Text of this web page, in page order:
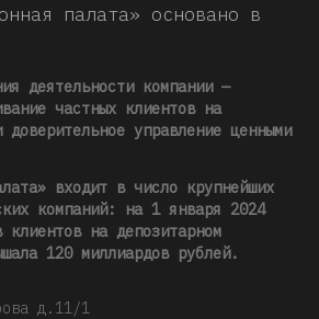
палата» основано в
деятельности компании —
частных клиентов на
управление ценными
входит в число крупнейших
компаний: на 1 января 2024
клиентов на депозитарном
120 миллиардов рублей.
д.11/1